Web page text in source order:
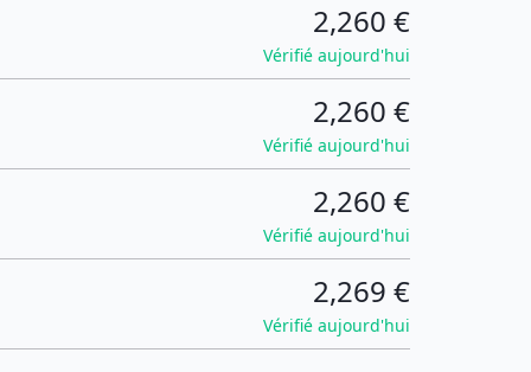
2,260 €
Vérifié aujourd'hui
2,260 €
Vérifié aujourd'hui
2,260 €
Vérifié aujourd'hui
2,269 €
Vérifié aujourd'hui